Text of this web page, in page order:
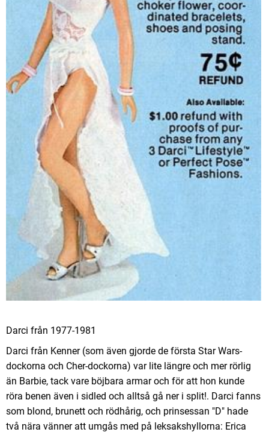
Darci från 1977-1981
Darci från Kenner (som även gjorde de första Star Wars-
dockorna och Cher-dockorna) var lite längre och mer rörlig
än Barbie, tack vare böjbara armar och för att hon kunde
röra benen även i sidled och alltså gå ner i split!. Darci fanns
som blond, brunett och rödhårig, och prinsessan "D" hade
två nära vänner att umgås med på leksakshyllorna: Erica